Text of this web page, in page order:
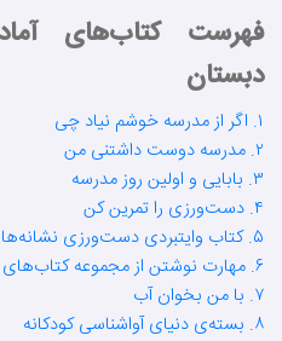
فهرست کتاب‌های
دبستان
۱. اگر از مدرسه خوشم نیاد چی
۲. مدرسه دوست داشتنی من
۳. بابایی و اولین روز مدرسه
۴. دست‌ورزی را تمرین کن
۵. کتاب وایتبردی دست‌ورزی نشانه‌های فارسی
۶. مهارت نوشتن از مجموعه کتاب‌های خط‌خطی
۷. با من بخوان آب
۸. بسته‌ی دنیای آواشناسی کودکانه